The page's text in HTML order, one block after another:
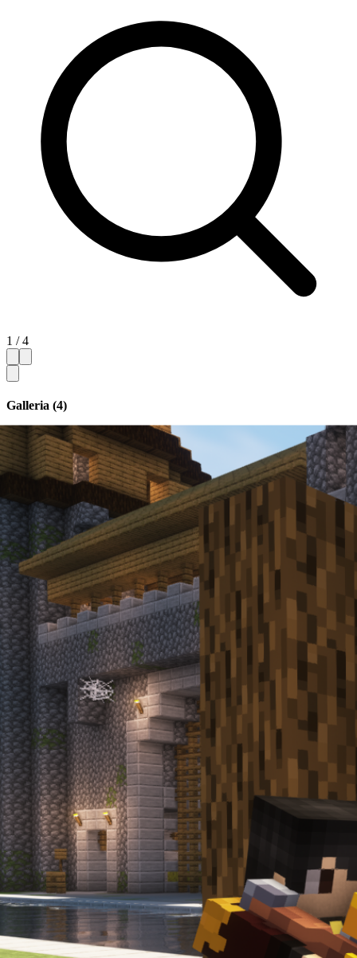
1 / 4
Galleria (4)
Nascondi miniature